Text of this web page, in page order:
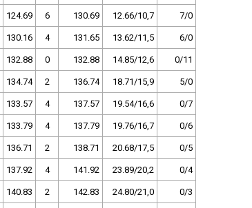
124.69 6 130.69 12.66/10,7 7/0
130.16 4 131.65 13.62/11,5 6/0
132.88 0 132.88 14.85/12,6 0/11
134.74 2 136.74 18.71/15,9 5/0
133.57 4 137.57 19.54/16,6 0/7
133.79 4 137.79 19.76/16,7 0/6
136.71 2 138.71 20.68/17,5 0/5
137.92 4 141.92 23.89/20,2 0/4
140.83 2 142.83 24.80/21,0 0/3